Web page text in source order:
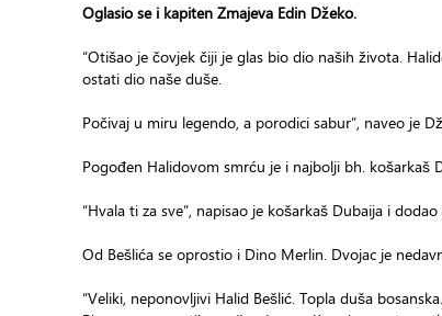
Oglasio se i kapiten Zmajeva Edin Džeko.
“Otišao je čovjek čiji je glas bio dio naših života.
ostati dio naše duše.
Počivaj u miru legendo, a porodici sabur”, naveo je
Pogođen Halidovom smrću je i najbolji bh. košarkaš
“Hvala ti za sve”, napisao je košarkaš Dubaija i
Od Bešlića se oprostio i Dino Merlin. Dvojac je
“Veliki, neponovljivi Halid Bešlić. Topla duša